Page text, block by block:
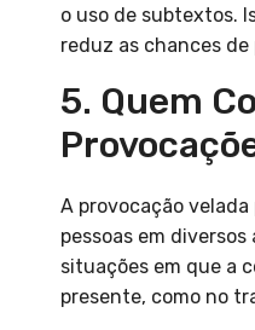
o uso de subtextos.
reduz as chances
5. Quem
A provocação
pessoas em
situações em que a
presente, como no